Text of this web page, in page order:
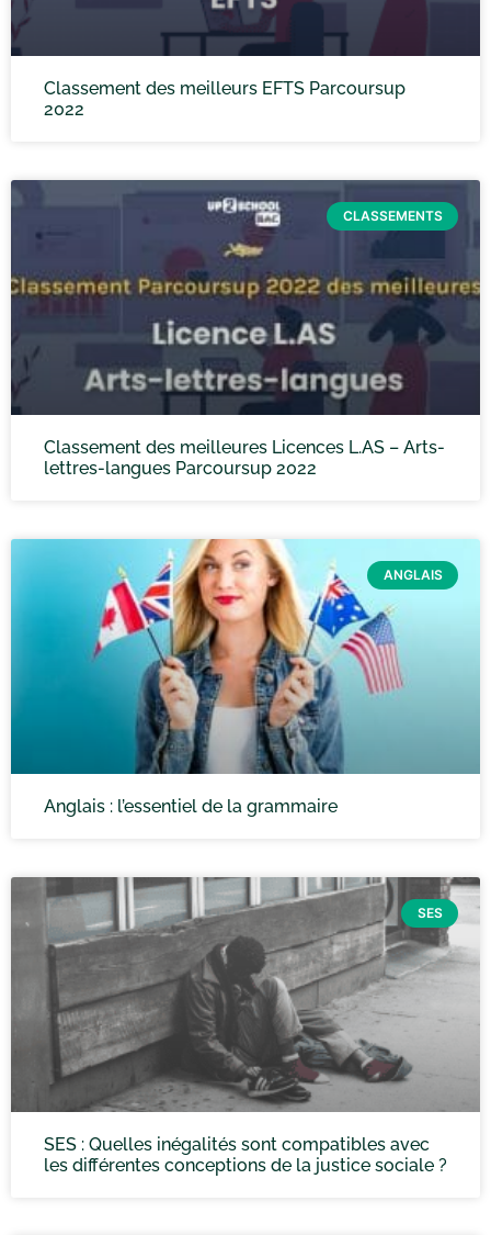
Classement des meilleurs EFTS Parcoursup
2022
CLASSEMENTS
Classement des meilleures Licences L.AS – Arts-
lettres-langues Parcoursup 2022
ANGLAIS
Anglais : l’essentiel de la grammaire
SES
SES : Quelles inégalités sont compatibles avec
les différentes conceptions de la justice sociale ?